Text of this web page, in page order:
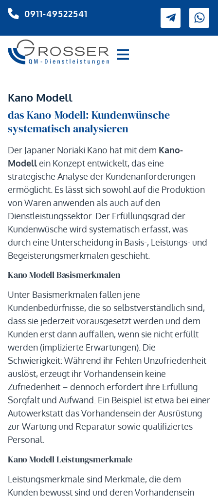
0911-49522541
Kano Modell
das Kano-Modell: Kundenwünsche
systematisch analysieren
Der Japaner Noriaki Kano hat mit dem Kano-
Modellein Konzept entwickelt, das eine
strategische Analyse der Kundenanforderungen
ermöglicht. Es lässt sich sowohl auf die Produktion
von Waren anwenden als auch auf den
Dienstleistungssektor. Der Erfüllungsgrad der
Kundenwüsche wird systematisch erfasst, was
durch eine Unterscheidung in Basis-, Leistungs- und
Begeisterungsmerkmalen geschieht.
Kano Modell Basismerkmalen
Unter Basismerkmalen fallen jene
Kundenbedürfnisse, die so selbstverständlich sind,
dass sie jederzeit vorausgesetzt werden und dem
Kunden erst dann auffallen, wenn sie nicht erfüllt
werden (implizierte Erwartungen). Die
Schwierigkeit: Während ihr Fehlen Unzufriedenheit
auslöst, erzeugt ihr Vorhandensein keine
Zufriedenheit – dennoch erfordert ihre Erfüllung
Sorgfalt und Aufwand. Ein Beispiel ist etwa bei einer
Autowerkstatt das Vorhandensein der Ausrüstung
zur Wartung und Reparatur sowie qualifiziertes
Personal.
Kano Modell Leistungsmerkmale
Leistungsmerkmale sind Merkmale, die dem
Kunden bewusst sind und deren Vorhandensein